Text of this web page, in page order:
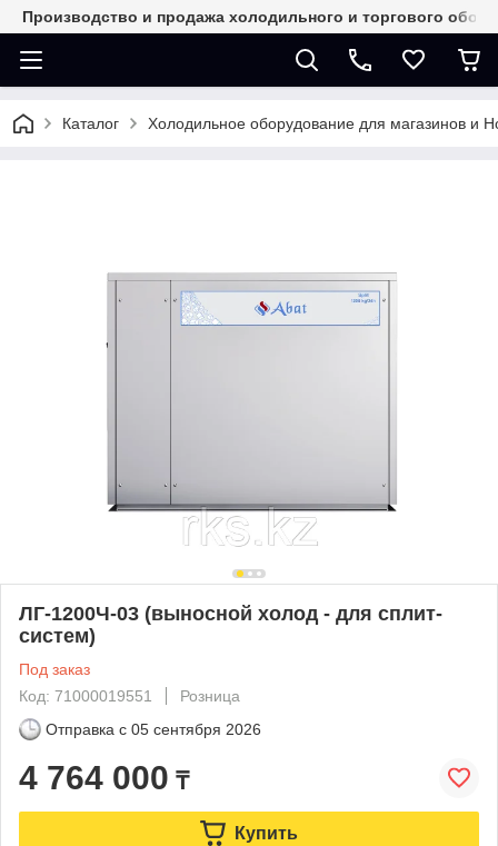
Производство и продажа холодильного и торгового
Каталог Холодильное оборудование для магазинов и
ЛГ-1200Ч-03 (выносной холод - для сплит-
систем)
Под заказ
Код: 71000019551
Розница
Отправка с 05 сентября 2026
4 764 000 ₸
Купить